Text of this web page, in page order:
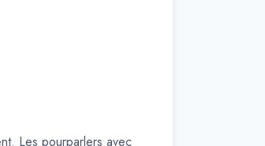
Les pourparlers avec